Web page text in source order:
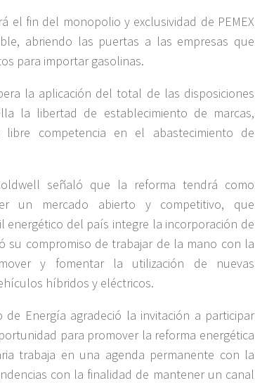
el fin del monopolio y exclusividad de PEMEX
abriendo las puertas a las empresas que
para importar gasolinas.
la aplicación del total de las disposiciones
la libertad de establecimiento de marcas,
competencia en el abastecimiento de
señaló que la reforma tendrá como
un mercado abierto y competitivo, que
energético del país integre la incorporación de
su compromiso de trabajar de la mano con la
y fomentar la utilización de nuevas
híbridos y eléctricos.
de Energía agradeció la invitación a participar
para promover la reforma energética
trabaja en una agenda permanente con la
con la finalidad de mantener un canal